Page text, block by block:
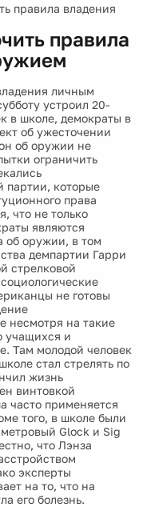
правила владения
правила
личным
устроил 20-
в школе, демократы в
об ужесточении
об оружии не
ограничить
партии, которые
права
что не только
являются
об оружии, в том
демпартии Гарри
стрелковой
не готовы
несмотря на такие
учащихся и
Там молодой человек
стал стрелять по
жизнь
винтовкой
часто применяется
того, в школе были
Glock и Sig
что Лэнза
эксперты
на то, что на
его болезнь.